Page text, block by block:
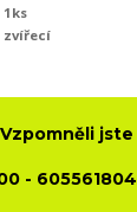
1ks
zvířecí
Vzpomněli
- 605561804